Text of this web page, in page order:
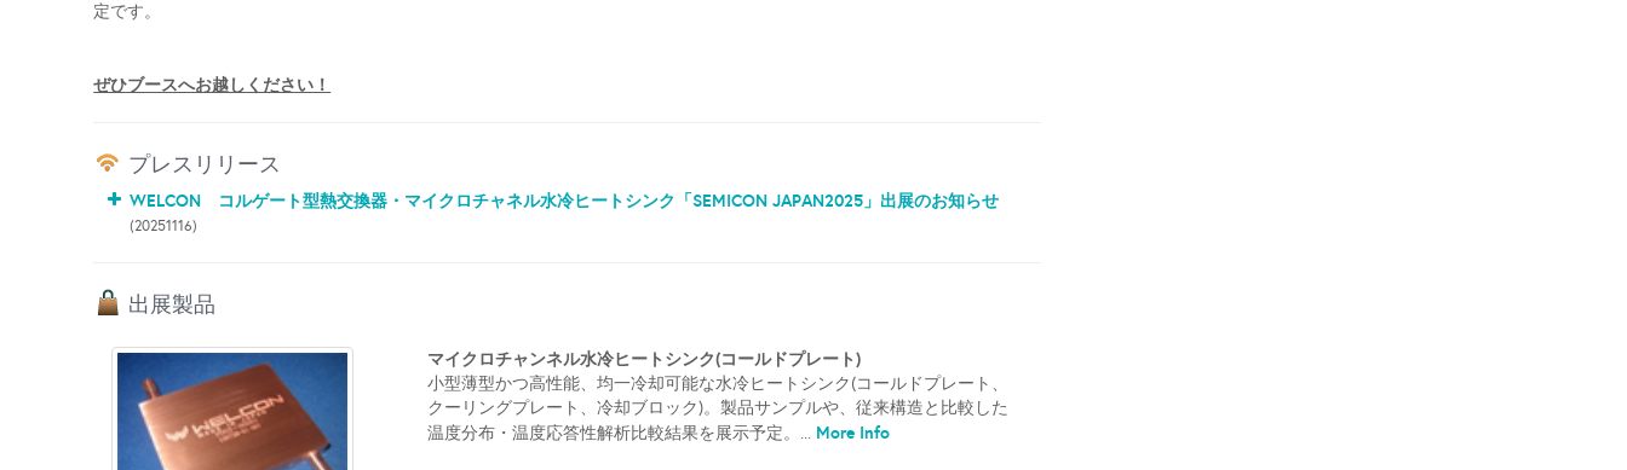
定です。
ぜひブースへお越しください！
プレスリリース
WELCON コルゲート型熱交換器・マイクロチャネル水冷ヒートシンク「SEMICON JAPAN2025」出展のお知らせ
(20251116)
出展製品
マイクロチャンネル水冷ヒートシンク(コールドプレート)
小型薄型かつ高性能、均一冷却可能な水冷ヒートシンク(コールドプレート、
クーリングプレート、冷却ブロック)。製品サンプルや、従来構造と比較した
温度分布・温度応答性解析比較結果を展示予定。... More Info